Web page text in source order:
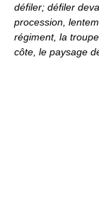
défiler; défiler
procession,
régiment, la
côte, le paysage